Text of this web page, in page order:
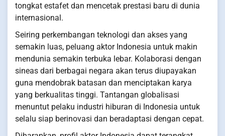
tongkat estafet dan mencetak prestasi baru di dunia
internasional.
Seiring perkembangan teknologi dan akses yang
semakin luas, peluang aktor Indonesia untuk makin
mendunia semakin terbuka lebar. Kolaborasi dengan
sineas dari berbagai negara akan terus diupayakan
guna mendobrak batasan dan menciptakan karya
yang berkualitas tinggi. Tantangan globalisasi
menuntut pelaku industri hiburan di Indonesia untuk
selalu siap berinovasi dan beradaptasi dengan cepat.